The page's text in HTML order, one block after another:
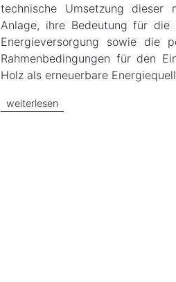
technische Umsetzung dieser
Anlage, ihre Bedeutung für die
Energieversorgung sowie die
Rahmenbedingungen für den
Holz als erneuerbare
weiterlesen